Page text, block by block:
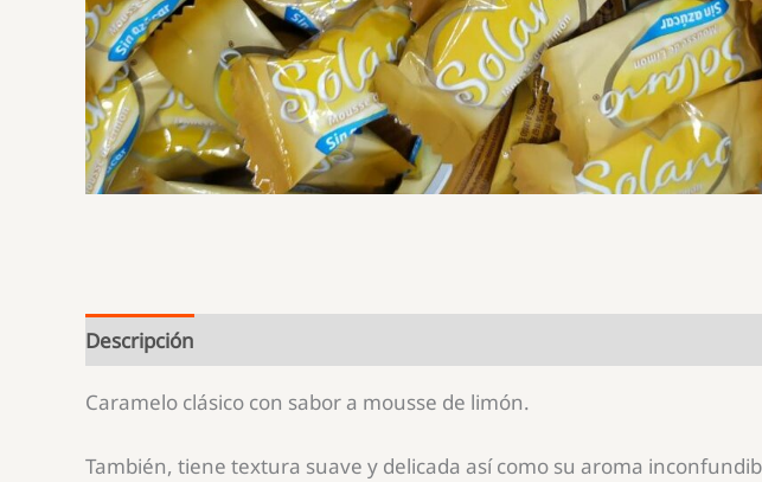
Descripción
Caramelo clásico con sabor a mousse de limón.
También, tiene textura suave y delicada así como su aroma